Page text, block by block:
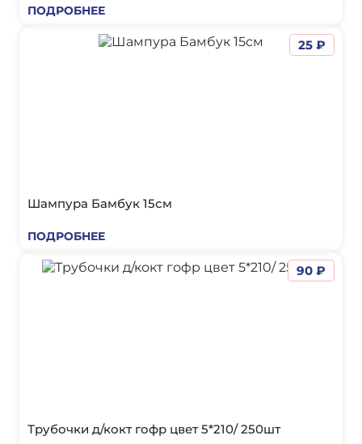
ПОДРОБНЕЕ
Шампура Бамбук 15см
ПОДРОБНЕЕ
25 ₽
Трубочки д/кокт гофр цвет 5*210/ 250шт
90 ₽